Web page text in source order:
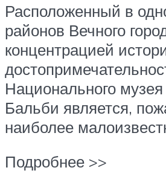
Расположенный в
районов Вечного
концентрацией
Национального
Бальби является,
наиболее
Подробнее >>